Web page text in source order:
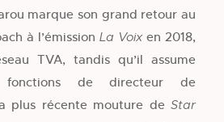
marque son grand retour au
à l’émission La Voix en 2018,
TVA, tandis qu’il assume
fonctions de directeur de
plus récente mouture de Star